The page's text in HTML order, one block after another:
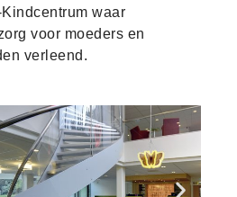
waar
voor moeders en
verleend.